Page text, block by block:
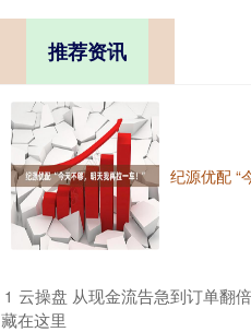
推荐资讯
纪源优配 “
1 云操盘 从现金流告急到订单翻
藏在这里